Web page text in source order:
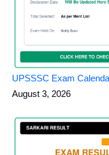
UPSSSC Exam
August 3, 2026